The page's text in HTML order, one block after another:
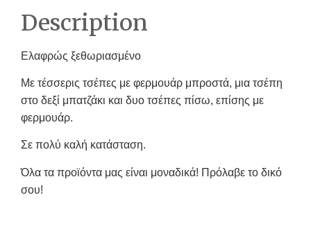
Description
Ελαφρώς ξεθωριασμένο
Με τέσσερις τσέπες με φερμουάρ μπροστά, μια τσέπη
στο δεξί μπατζάκι και δυο τσέπες πίσω, επίσης με
φερμουάρ.
Σε πολύ καλή κατάσταση.
Όλα τα προϊόντα μας είναι μοναδικά! Πρόλαβε το δικό
σου!